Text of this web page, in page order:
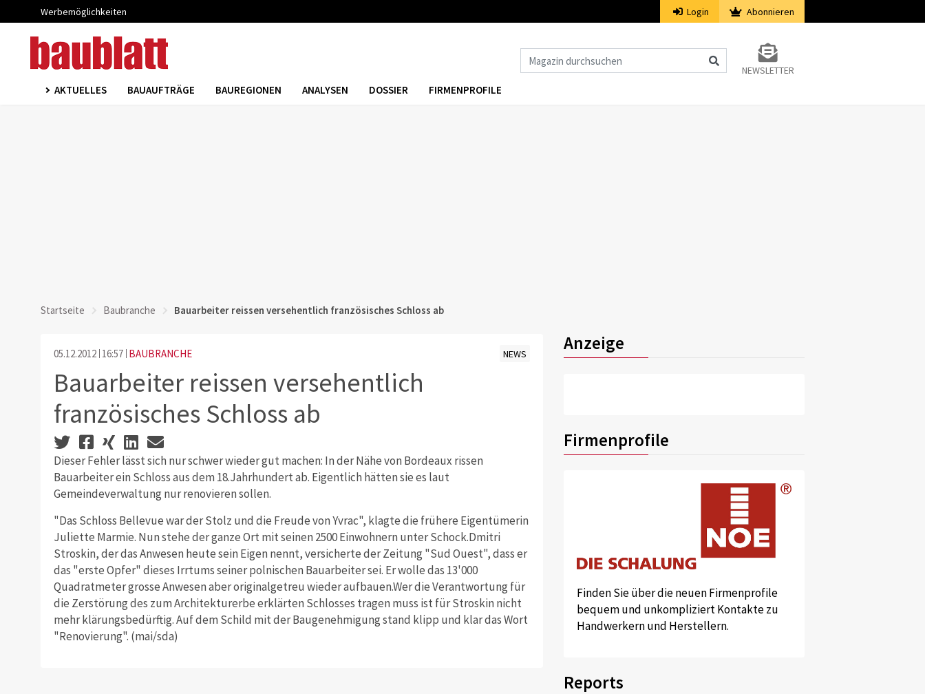
Werbemöglichkeiten Login Abonnieren
NEWSLETTER
AKTUELLES BAUAUFTRÄGE BAUREGIONEN ANALYSEN DOSSIER FIRMENPROFILE
Startseite Baubranche Bauarbeiter reissen versehentlich französisches Schloss ab
05.12.2012 16:57 BAUBRANCHE NEWS
Bauarbeiter reissen versehentlich
französisches Schloss ab
Dieser Fehler lässt sich nur schwer wieder gut machen: In der Nähe von Bordeaux rissen
Bauarbeiter ein Schloss aus dem 18.Jahrhundert ab. Eigentlich hätten sie es laut
Gemeindeverwaltung nur renovieren sollen.
"Das Schloss Bellevue war der Stolz und die Freude von Yvrac", klagte die frühere Eigentümerin
Juliette Marmie. Nun stehe der ganze Ort mit seinen 2500 Einwohnern unter Schock.Dmitri
Stroskin, der das Anwesen heute sein Eigen nennt, versicherte der Zeitung "Sud Ouest", dass er
das "erste Opfer" dieses Irrtums seiner polnischen Bauarbeiter sei. Er wolle das 13'000
Quadratmeter grosse Anwesen aber originalgetreu wieder aufbauen.Wer die Verantwortung für
die Zerstörung des zum Architekturerbe erklärten Schlosses tragen muss ist für Stroskin nicht
mehr klärungsbedürftig. Auf dem Schild mit der Baugenehmigung stand klipp und klar das Wort
"Renovierung". (mai/sda)
Anzeige
Firmenprofile
Finden Sie über die neuen Firmenprofile
bequem und unkompliziert Kontakte zu
Handwerkern und Herstellern.
Reports